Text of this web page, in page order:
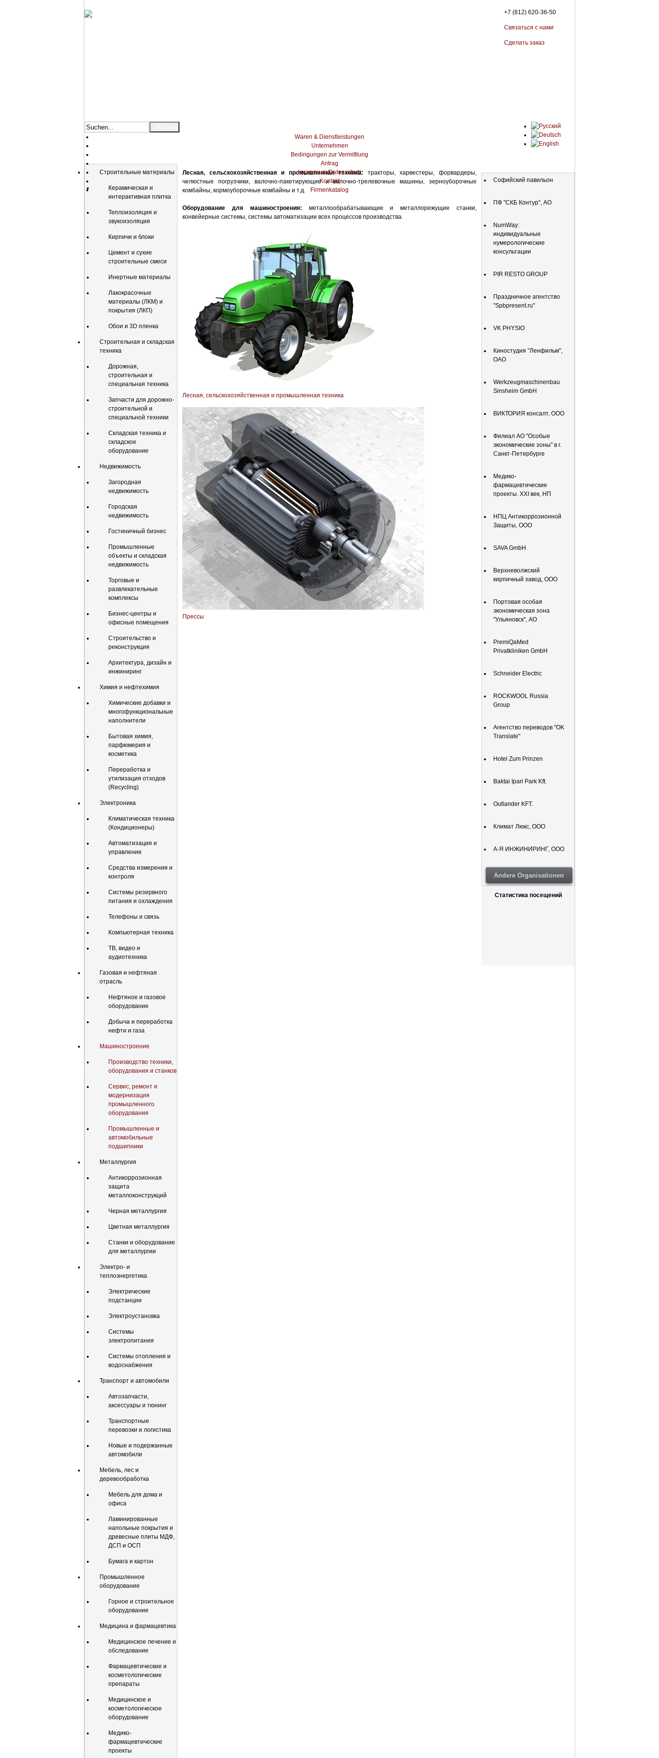
+7 (812) 620-36-50
Связаться с нами
Сделать заказ
Waren & Dienstleistungen
Unternehmen
Bedingungen zur Vermittlung
Antrag
Impressum/Datenschutz
Kontakt
Firmenkatalog
Строительные материалы
Керамическая и
интерактивная плитка
Теплоизоляция и
звукоизоляция
Кирпичи и блоки
Цемент и сухие
строительные смеси
Инертные материалы
Лакокрасочные
материалы (ЛКМ) и
покрытия (ЛКП)
Обои и 3D пленка
Строительная и складская
техника
Дорожная,
строительная и
специальная техника
Запчасти для дорожно-
строительной и
специальной техники
Складская техника и
складское
оборудование
Недвижимость
Загородная
недвижимость
Городская
недвижимость
Гостиничный бизнес
Промышленные
объекты и складская
недвижимость
Торговые и
развлекательные
комплексы
Бизнес-центры и
офисные помещения
Строительство и
реконструкция
Архитектура, дизайн и
инжиниринг
Химия и нефтехимия
Химические добавки и
многофункциональные
наполнители
Бытовая химия,
парфюмерия и
косметика
Переработка и
утилизация отходов
(Recycling)
Электроника
Климатическая техника
(Кондиционеры)
Автоматизация и
управление
Средства измерения и
контроля
Системы резервного
питания и охлаждения
Телефоны и связь
Компьютерная техника
ТВ, видео и
аудиотехника
Газовая и нефтяная
отрасль
Нефтяное и газовое
оборудование
Добыча и переработка
нефти и газа
Машиностроение
Производство техники,
оборудования и станков
Сервис, ремонт и
модернизация
промышленного
оборудования
Промышленные и
автомобильные
подшипники
Металлургия
Антикоррозионная
защита
металлоконструкций
Черная металлургия
Цветная металлургия
Станки и оборудование
для металлургии
Электро- и
теплоэнергетика
Электрические
подстанции
Электроустановка
Системы
электропитания
Системы отопления и
водоснабжения
Транспорт и автомобили
Автозапчасти,
аксессуары и тюнинг
Транспортные
перевозки и логистика
Новые и подержанные
автомобили
Мебель, лес и
деревообработка
Мебель для дома и
офиса
Ламинированные
напольные покрытия и
древесные плиты МДФ,
ДСП и ОСП
Бумага и картон
Промышленное
оборудование
Горное и строительное
оборудование
Медицина и фармацевтика
Медицинское лечение и
обследование
Фармацевтические и
косметологические
препараты
Медицинское и
косметологическое
оборудование
Медико-
фармацевтические
проекты
Лесная, сельскохозяйственная и промышленная техника: тракторы, харвестеры, форвардеры,
челюстные погрузчики, валочно-пакетирующие и валочно-трелевочные машины, зерноуборочные
комбайны, кормоуборочные комбайны и т.д.
Оборудование для машиностроения: металлообрабатывающие и металлорежущие станки,
конвейерные системы, системы автоматизации всех процессов производства.
Лесная, сельскохозяйственная и промышленная техника
Прессы
Софийский павильон
ПФ "СКБ Контур", АО
NumWay:
индивидуальные
нумерологические
консультации
PIR RESTO GROUP
Праздничное агентство
"Spbpresent.ru"
VK PHYSIO
Киностудия "Ленфильм",
ОАО
Werkzeugmaschinenbau
Sinsheim GmbH
ВИКТОРИЯ консалт, ООО
Филиал АО "Особые
экономические зоны" в г.
Санкт-Петербурге
Медико-
фармацевтические
проекты. XXI век, НП
НПЦ Антикоррозионной
Защиты, ООО
SAVA GmbH
Верхневолжский
кирпичный завод, ООО
Портовая особая
экономическая зона
"Ульяновск", АО
PremiQaMed
Privatkliniken GmbH
Schneider Electric
ROCKWOOL Russia
Group
Агентство переводов "OK
Translate"
Hotel Zum Prinzen
Baktai Ipari Park Kft.
Outlander KFT.
Климат Люкс, ООО
А-Я ИНЖИНИРИНГ, ООО
Andere Organisationen
Статистика посещений